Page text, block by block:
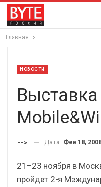
Главная
НОВОСТИ
Выставка
--> Дата: Фев 18, 2008
21–23 ноября в
пройдет 2-я